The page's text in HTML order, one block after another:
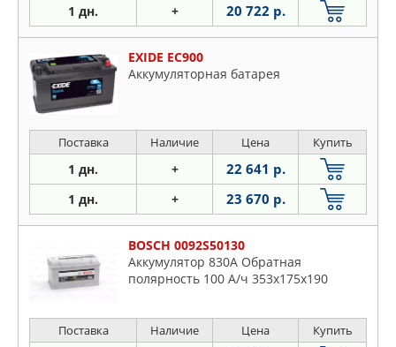
1 дн. + 20 722 р.
EXIDE EC900
Аккумуляторная батарея
Поставка Наличие Цена Купить
1 дн. + 22 641 р.
1 дн. + 23 670 р.
BOSCH 0092S50130
Аккумулятор 830A Обратная
полярность 100 А/ч 353x175x190
Поставка Наличие Цена Купить